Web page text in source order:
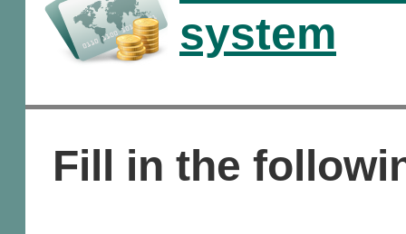
system
Fill in the